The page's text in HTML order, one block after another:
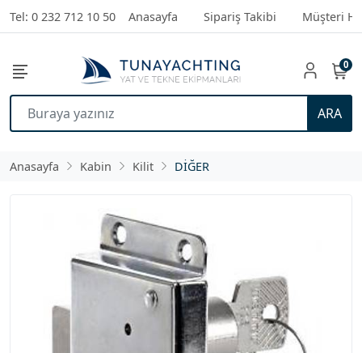
Tel: 0 232 712 10 50 Anasayfa Sipariş Takibi Müşteri
ARA
0
Anasayfa Kabin Kilit DİĞER